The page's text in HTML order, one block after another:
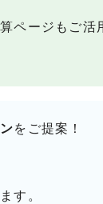
ページもご活
をご提案！
す。